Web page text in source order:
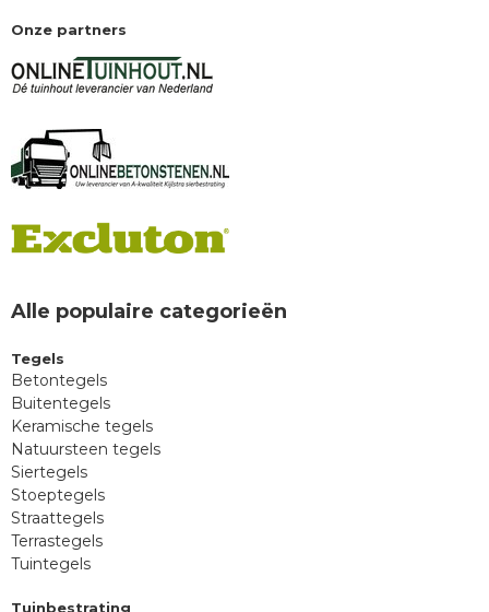
Onze partners
Alle populaire categorieën
Tegels
Betontegels
Buitentegels
Keramische tegels
Natuursteen tegels
Siertegels
Stoeptegels
Straattegels
Terrastegels
Tuintegels
Tuinbestrating